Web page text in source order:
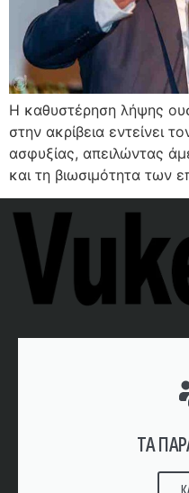
Η καθυστέρηση λήψης
στην ακρίβεια εντείνει
ασφυξίας, απειλώντας
και τη βιωσιμότητα των
ΤΑ